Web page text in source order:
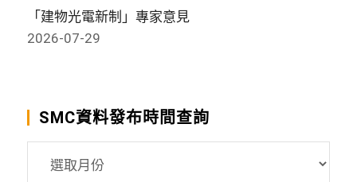
「建物光電新制」專家意見
2026-07-29
SMC資料發布時間查詢